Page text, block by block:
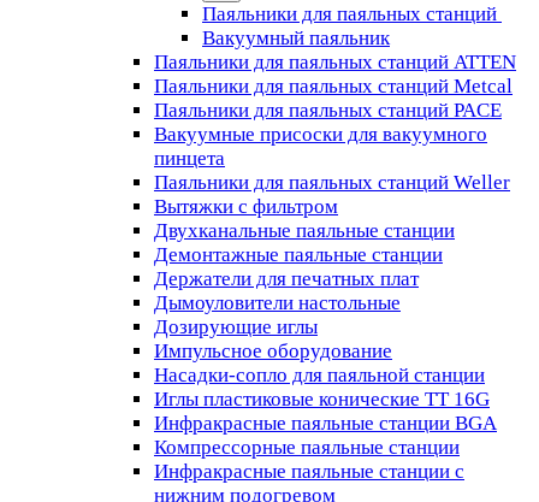
Паяльники для паяльных станций
Вакуумный паяльник
Паяльники для паяльных станций ATTEN
Паяльники для паяльных станций Metcal
Паяльники для паяльных станций PACE
Вакуумные присоски для вакуумного
пинцета
Паяльники для паяльных станций Weller
Вытяжки с фильтром
Двухканальные паяльные станции
Демонтажные паяльные станции
Держатели для печатных плат
Дымоуловители настольные
Дозирующие иглы
Импульсное оборудование
Насадки-сопло для паяльной станции
Иглы пластиковые конические TT 16G
Инфракрасные паяльные станции BGA
Компрессорные паяльные станции
Инфракрасные паяльные станции с
нижним подогревом